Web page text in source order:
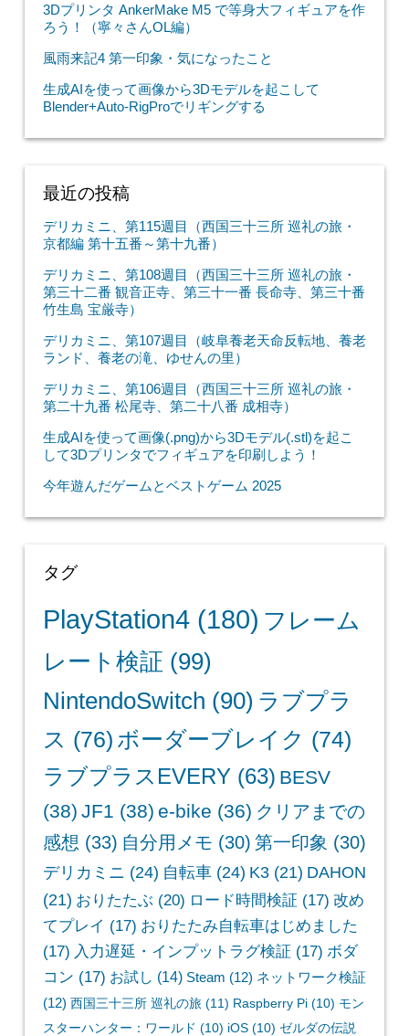
3Dプリンタ AnkerMake M5 で等身大フィギュアを作
ろう！（寧々さんOL編）
風雨来記4 第一印象・気になったこと
生成AIを使って画像から3Dモデルを起こして
Blender+Auto-RigProでリギングする
最近の投稿
デリカミニ、第115週目（西国三十三所 巡礼の旅・
京都編 第十五番～第十九番）
デリカミニ、第108週目（西国三十三所 巡礼の旅・
第三十二番 観音正寺、第三十一番 長命寺、第三十番
竹生島 宝厳寺）
デリカミニ、第107週目（岐阜養老天命反転地、養老
ランド、養老の滝、ゆせんの里）
デリカミニ、第106週目（西国三十三所 巡礼の旅・
第二十九番 松尾寺、第二十八番 成相寺）
生成AIを使って画像(.png)から3Dモデル(.stl)を起こ
して3Dプリンタでフィギュアを印刷しよう！
今年遊んだゲームとベストゲーム 2025
タグ
PlayStation4(180) フレーム
レート検証 (99)
NintendoSwitch (90) ラブプラ
ス (76) ボーダーブレイク (74)
ラブプラスEVERY(63) BESV
(38) JF1 (38) e-bike (36) クリアまでの
感想 (33) 自分用メモ (30) 第一印象 (30)
デリカミニ (24) 自転車(24) K3(21) DAHON
(21) おりたたぶ (20) ロード時間検証 (17) 改め
てプレイ (17) おりたたみ自転車はじめました
(17) 入力遅延・インプットラグ検証 (17) ボダ
コン (17) お試し (14) Steam (12) ネットワーク検証
(12) 西国三十三所 巡礼の旅(11) Raspberry Pi(10) モン
スターハンター：ワールド (10) iOS(10) ゼルダの伝説